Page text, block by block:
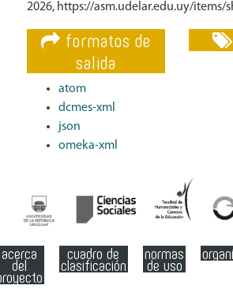
2026, https://asm.udelar.edu.uy/items/
formatos de
salida
atom
dcmes-xml
json
omeka-xml
acerca
del
cuadro de
clasificación
normas
de uso